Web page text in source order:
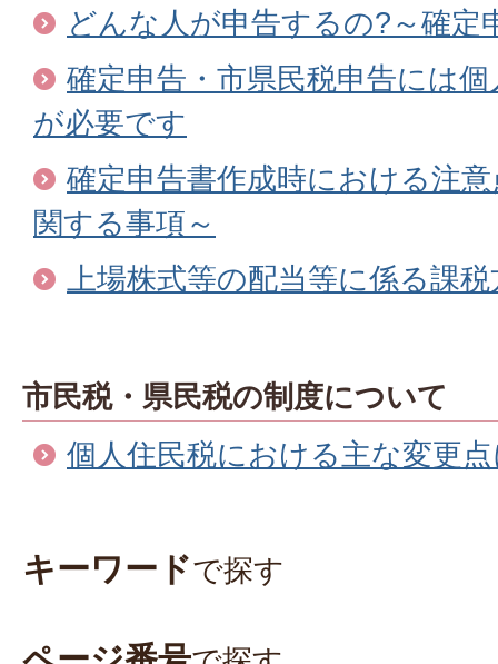
どんな人が申告するの?～確定
確定申告・市県民税申告には
が必要です
確定申告書作成時における注
関する事項～
上場株式等の配当等に係る課
市民税・県民税の制度について
個人住民税における主な変更
キーワードで探す